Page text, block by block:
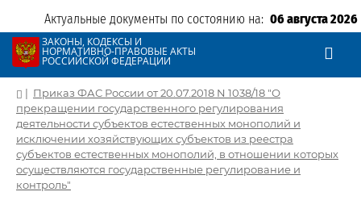
Актуальные документы по состоянию на: 06 августа 2026
ЗАКОНЫ, КОДЕКСЫ И
НОРМАТИВНО-ПРАВОВЫЕ АКТЫ
РОССИЙСКОЙ ФЕДЕРАЦИИ
| Приказ ФАС России от 20.07.2018 N 1038/18 "О
прекращении государственного регулирования
деятельности субъектов естественных монополий и
исключении хозяйствующих субъектов из реестра
субъектов естественных монополий, в отношении которых
осуществляются государственные регулирование и
контроль"